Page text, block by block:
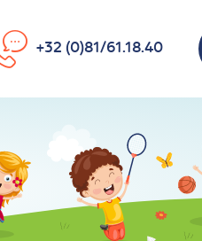
+32 (0)81/61.18.40